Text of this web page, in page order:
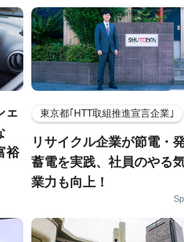
ェ
裕
東京都｢HTT取組推進宣言企業｣
リサイクル企業が節電・
蓄電を実践、社員のやる
業力も向上！